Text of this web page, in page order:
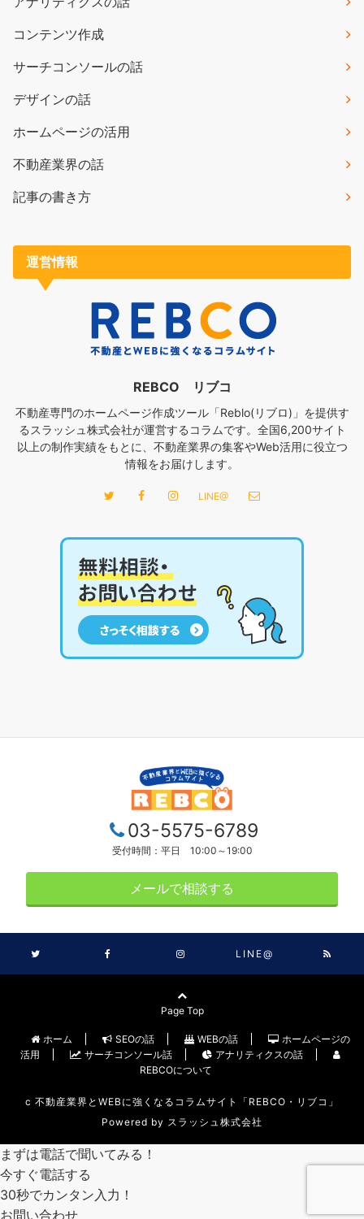
コンテンツ作成
サーチコンソールの話
デザインの話
ホームページの活用
不動産業界の話
記事の書き方
運営情報
REBCO リブコ
不動産専門のホームページ作成ツール「Reblo(リブロ)」を提供す
るスラッシュ株式会社が運営するコラムです。全国6,200サイト
以上の制作実績をもとに、不動産業界の集客やWeb活用に役立つ
情報をお届けします。
LINE@
03-5575-6789
受付時間：平日 10:00～19:00
メールで相談する
LINE@
Page Top
ホーム SEOの話 WEBの話
ホームページの
活用
サーチコンソール話
アナリティクスの話
REBCOについて
c 不動産業界とWEBに強くなるコラムサイト「REBCO・リブコ」
Powered by スラッシュ株式会社
まずは電話で聞いてみる！
今すぐ電話する
30秒でカンタン入力！
お問い合わせ